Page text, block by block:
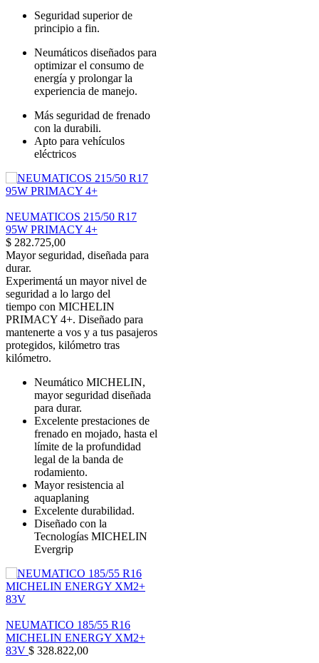
Seguridad superior de
principio a fin.
Neumáticos diseñados para
optimizar el consumo de
energía y prolongar la
experiencia de manejo.
Más seguridad de frenado
con la durabili.
Apto para vehículos
eléctricos
NEUMATICOS 215/50 R17
95W PRIMACY 4+
$ 282.725,00
Mayor seguridad, diseñada para
durar.
Experimentá un mayor nivel de
seguridad a lo largo del
tiempo con MICHELIN
PRIMACY 4+. Diseñado para
mantenerte a vos y a tus pasajeros
protegidos, kilómetro tras
kilómetro.
Neumático MICHELIN,
mayor seguridad diseñada
para durar.
Excelente prestaciones de
frenado en mojado, hasta el
límite de la profundidad
legal de la banda de
rodamiento.
Mayor resistencia al
aquaplaning
Excelente durabilidad.
Diseñado con la
Tecnologías MICHELIN
Evergrip
NEUMATICO 185/55 R16
MICHELIN ENERGY XM2+
83V $ 328.822,00